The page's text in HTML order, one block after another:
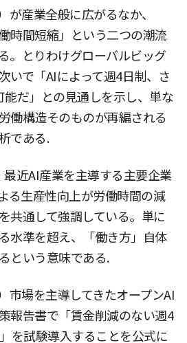
が産業全般に広がるなか、
時間短縮」という二つの潮流
。とりわけグローバルビッグ
いで「AIによって週4日制、さ
能だ」との見通しを示し、単な
働構造そのものが再編される
である.
近AI産業を主導する主要企業
る生産性向上が労働時間の減
共通して強調している。単に
水準を超え、「働き方」自体
という意味である.
市場を主導してきたオープンAI
報告書で「賃金削減のない週4
を試験導入することを公式に